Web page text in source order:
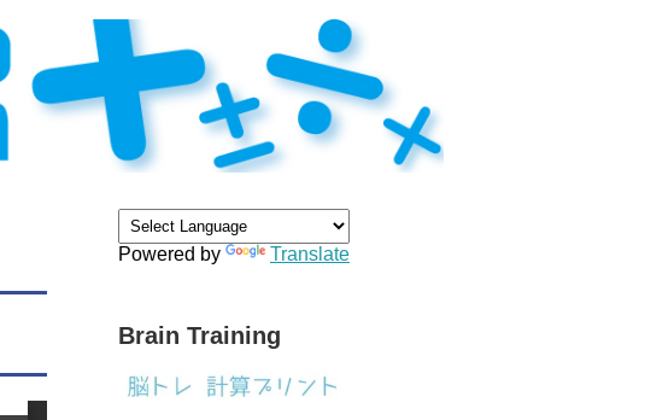
Powered by Translate
Brain Training